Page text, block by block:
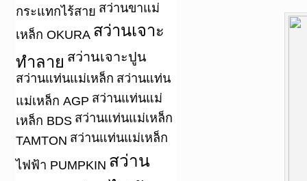
กระแทกไร้สาย สว่านขาแม่
เหล็ก OKURA สว่านเจาะ
ทำลาย สว่านเจาะปูน
สว่านแท่นแม่เหล็ก สว่านแท่น
แม่เหล็ก AGP สว่านแท่นแม่
เหล็ก BDS สว่านแท่นแม่เหล็ก
TAMTON สว่านแท่นแม่เหล็ก
ไฟฟ้า PUMPKIN สว่าน